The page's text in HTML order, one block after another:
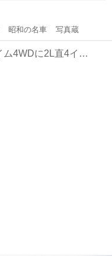
昭和の名車 写真蔵
フルタイム4WDに2L直4インタークーラーターボを装着。圧倒的高性能、セリカファンを納得させた！【GTmemories13 ST165／185セリカGT-FOURダイジェスト（1）】